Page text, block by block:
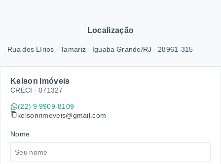
Localização
Rua dos Lírios - Tamariz - Iguaba Grande/RJ - 28961-315
Kelson Imóveis
CRECI - 071327
(22) 9 9909-8109
kelsonrimoveis@gmail.com
Nome